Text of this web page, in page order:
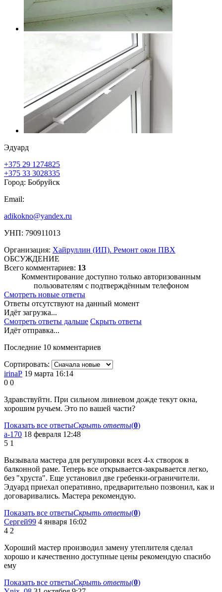
Эдуард
+375 29 1274825
+375 33 3028335
Город: Бобруйск
Email:
adikokno@yandex.ru
УНП: 790911013
Организация: Хайруллин (ИП). Ремонт окон ПВХ
ОБСУЖДЕНИЕ
Всего комментариев: 13
Комментирование доступно только авторизованным
пользователям с подтверждённым телефоном
Смотреть новые ответы
Ответы отсутствуют на данный момент
Идёт загрузка...
Смотреть ответы дальше Скрыть ответы
Идёт отправка...
Последние 10 комментариев
Сортировать:
irinaР 19 марта 16:14
0 0
Здравствуйтн. При сильном ливневом дожде текут окна,
хорошим ручьем. Это по вашей части?
Показать все ответыСкрыть ответы(0)
a-170 18 февраля 12:48
5 1
Вызывала мастера для регулировки всех 4-х створок в
балконной раме. Теперь все открывается-закрывается легко,
без "хруста". Еще установил две гребенки-ограничители.
Эдуард приехал оперативно, предварительно позвонил, как и
договаривались. Мастера рекомендую.
Показать все ответыСкрыть ответы(0)
Сергей99 4 января 16:02
4 2
Хороший мастер производил замену утеплителя сделал
хорошо и качественно доступные цены рекомендую спасибо
ему
Показать все ответыСкрыть ответы(0)